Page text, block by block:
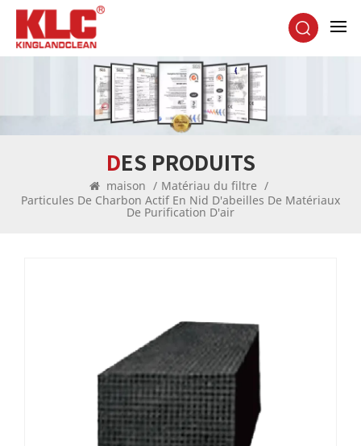
DES PRODUITS
maison / Matériau du filtre /
Particules De Charbon Actif En Nid D'abeilles De Matériaux
De Purification D'air